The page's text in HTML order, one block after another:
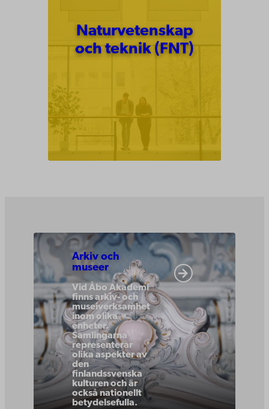
Naturvetenskap
och teknik (FNT)
Arkiv och
museer
Vid Åbo Akademi
finns arkiv- och
museiverksamhet
inom olika
enheter.
Samlingarna
representerar
olika aspekter av
den
finlandssvenska
kulturen och är
också nationellt
betydelsefulla.